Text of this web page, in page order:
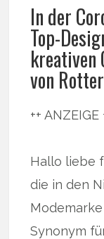
In der
Top-
kreativen
von
++
Hallo liebe
die in den
Modemarke
Synonym